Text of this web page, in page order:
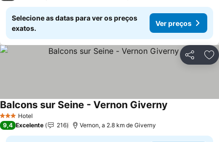
Selecione as datas para ver os preços
exatos.
Ver preços
Partilhar
3 EstrelasHotel
Balcons sur Seine - Vernon Giverny
9,4 Excelente 216 Vernon, a 2.8 km de Giverny